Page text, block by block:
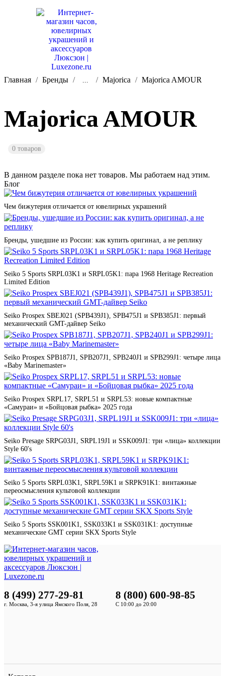
Главная Бренды ... Majorica Majorica AMOUR
Majorica AMOUR
0 товаров
В данном разделе пока нет товаров. Мы работаем над этим.
Блог
Чем бижутерия отличается от ювелирных украшений
Бренды, ушедшие из России: как купить оригинал, а не реплику
Seiko 5 Sports SRPL03K1 и SRPL05K1: пара 1968 Heritage Recreation
Limited Edition
Seiko Prospex SBEJ021 (SPB439J1), SPB475J1 и SPB385J1: первый
механический GMT-дайвер Seiko
Seiko Prospex SPB187J1, SPB207J1, SPB240J1 и SPB299J1: четыре лица
«Baby Marinemaster»
Seiko Prospex SRPL17, SRPL51 и SRPL53: новые компактные
«Самураи» и «Бойцовая рыбка» 2025 года
Seiko Presage SRPG03J1, SRPL19J1 и SSK009J1: три «лица» коллекции
Style 60's
Seiko 5 Sports SRPL03K1, SRPL59K1 и SRPK91K1: винтажные
переосмысления культовой коллекции
Seiko 5 Sports SSK001K1, SSK033K1 и SSK031K1: доступные
механические GMT серии SKX Sports Style
8 (499) 277-29-81
г. Москва, 3-я улица Ямского Поля, 28
8 (800) 600-98-85
С 10:00 до 20:00